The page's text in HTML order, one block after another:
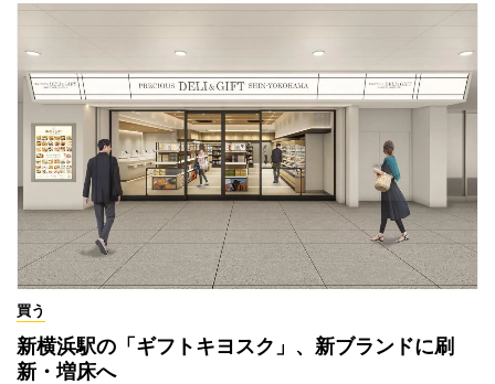
買う
新横浜駅の「ギフトキヨスク」、新ブランドに刷
新・増床へ